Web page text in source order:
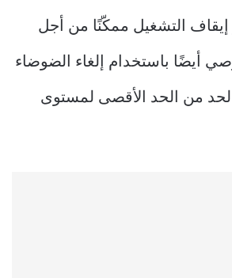
إيقاف التشغيل ممكّنًا من أجل
أيضًا باستخدام إلغاء الضوضاء
من الحد الأقصى لمستوى